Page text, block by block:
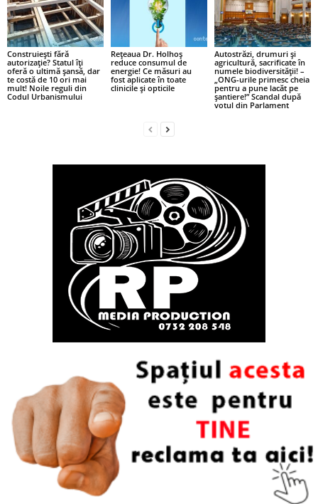
Construiești fără
autorizație? Statul îți
oferă o ultimă șansă, dar
te costă de 10 ori mai
mult! Noile reguli din
Codul Urbanismului
Rețeaua Dr. Holhoș
reduce consumul de
energie! Ce măsuri au
fost aplicate în toate
clinicile și opticile
Autostrăzi, drumuri și
agricultură, sacrificate în
numele biodiversității! –
„ONG-urile primesc cheia
pentru a pune lacăt pe
șantiere!” Scandal după
votul din Parlament